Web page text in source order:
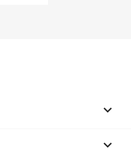

keyboard_arrow_down